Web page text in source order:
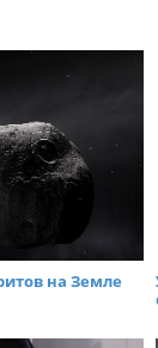
на Земле